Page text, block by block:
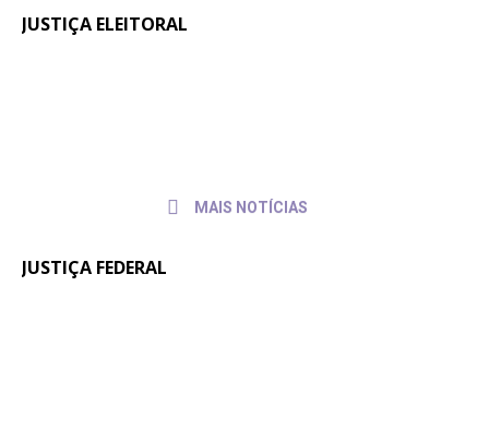
JUSTIÇA ELEITORAL
MAIS NOTÍCIAS
JUSTIÇA FEDERAL